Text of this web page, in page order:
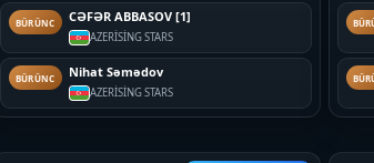
BÜRÜNC CƏFƏR ABBASOV [1]
AZERİSİNG STARS
BÜRÜNC Nihat Səmədov
AZERİSİNG STARS